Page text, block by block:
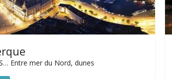
Entre mer du Nord, dunes